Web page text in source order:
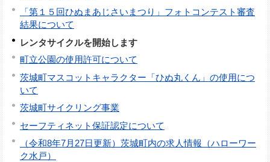
「第１５回ひぬまあじさいまつり」フォトコンテスト審査
結果について
レンタサイクルを開始します
町立公園の使用許可について
茨城町マスコットキャラクター「ひぬ丸くん」の使用につ
いて
茨城町サイクリング事業
セーフティネット保証認定について
（令和8年7月27日更新）茨城町内の求人情報（ハローワー
ク水戸）